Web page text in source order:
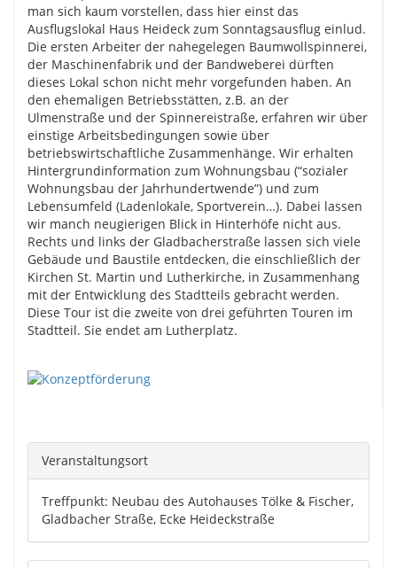
man sich kaum vorstellen, dass hier einst das
Ausflugslokal Haus Heideck zum Sonntagsausflug einlud.
Die ersten Arbeiter der nahegelegen Baumwollspinnerei,
der Maschinenfabrik und der Bandweberei dürften
dieses Lokal schon nicht mehr vorgefunden haben. An
den ehemaligen Betriebsstätten, z.B. an der
Ulmenstraße und der Spinnereistraße, erfahren wir über
einstige Arbeitsbedingungen sowie über
betriebswirtschaftliche Zusammenhänge. Wir erhalten
Hintergrundinformation zum Wohnungsbau (“sozialer
Wohnungsbau der Jahrhundertwende”) und zum
Lebensumfeld (Ladenlokale, Sportverein…). Dabei lassen
wir manch neugierigen Blick in Hinterhöfe nicht aus.
Rechts und links der Gladbacherstraße lassen sich viele
Gebäude und Baustile entdecken, die einschließlich der
Kirchen St. Martin und Lutherkirche, in Zusammenhang
mit der Entwicklung des Stadtteils gebracht werden.
Diese Tour ist die zweite von drei geführten Touren im
Stadtteil. Sie endet am Lutherplatz.
Veranstaltungsort
Treffpunkt: Neubau des Autohauses Tölke & Fischer,
Gladbacher Straße, Ecke Heideckstraße